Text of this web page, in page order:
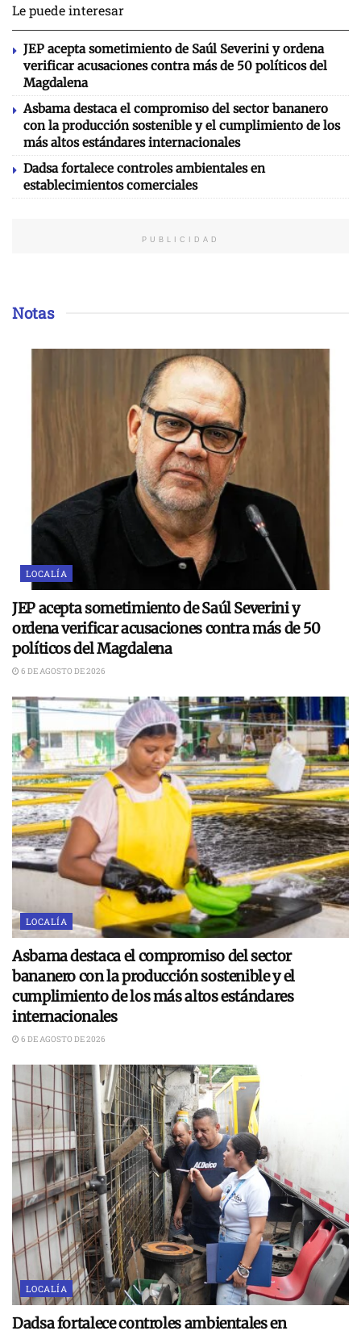
Le puede interesar
JEP acepta sometimiento de Saúl Severini y ordena
verificar acusaciones contra más de 50 políticos del
Magdalena
Asbama destaca el compromiso del sector bananero
con la producción sostenible y el cumplimiento de los
más altos estándares internacionales
Dadsa fortalece controles ambientales en
establecimientos comerciales
PUBLICIDAD
Notas
LOCALÍA
JEP acepta sometimiento de Saúl Severini y
ordena verificar acusaciones contra más de 50
políticos del Magdalena
6 DE AGOSTO DE 2026
LOCALÍA
Asbama destaca el compromiso del sector
bananero con la producción sostenible y el
cumplimiento de los más altos estándares
internacionales
6 DE AGOSTO DE 2026
LOCALÍA
Dadsa fortalece controles ambientales en